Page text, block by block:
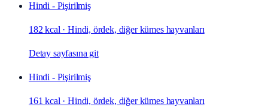
Hindi - Pişirilmiş
182 kcal ·Hindi, ördek, diğer kümes hayvanları
Detay sayfasına git
Hindi - Pişirilmiş
161 kcal ·Hindi, ördek, diğer kümes hayvanları